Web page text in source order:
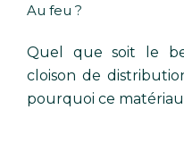
Au feu ?
Quel que soit le
cloison de
pourquoi ce